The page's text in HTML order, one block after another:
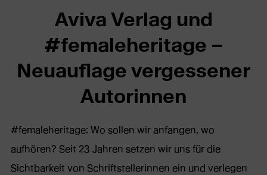
Aviva Verlag und
#femaleheritage –
Neuauflage vergessener
Autorinnen
#femaleheritage: Wo sollen wir anfangen, wo
aufhören? Seit 23 Jahren setzen wir uns für die
Sichtbarkeit von Schriftstellerinnen ein und verlegen